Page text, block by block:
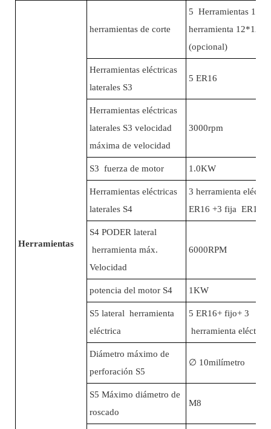
Herramientas
herramientas de corte
5 Herramientas
herramienta 12*12
(opcional)
Herramientas eléctricas
laterales S3
5 ER16
Herramientas eléctricas
laterales S3 velocidad
máxima de velocidad
3000rpm
S3 fuerza de motor 1.0KW
Herramientas eléctricas
laterales S4
3 herramienta
ER16 +3 fija ER16
S4 PODER lateral
herramienta máx.
Velocidad
6000RPM
potencia del motor S4 1KW
S5 lateral herramienta
eléctrica
5 ER16+ fijo+ 3
herramienta
Diámetro máximo de
perforación S5
∅ 10milímetro
S5 Máximo diámetro de
roscado
M8